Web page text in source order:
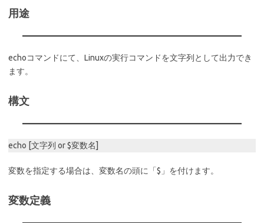
用途
echoコマンドにて、Linuxの実行コマンドを文字列として出力でき
ます。
構文
echo [文字列 or $変数名]
変数を指定する場合は、変数名の頭に「$」を付けます。
変数定義